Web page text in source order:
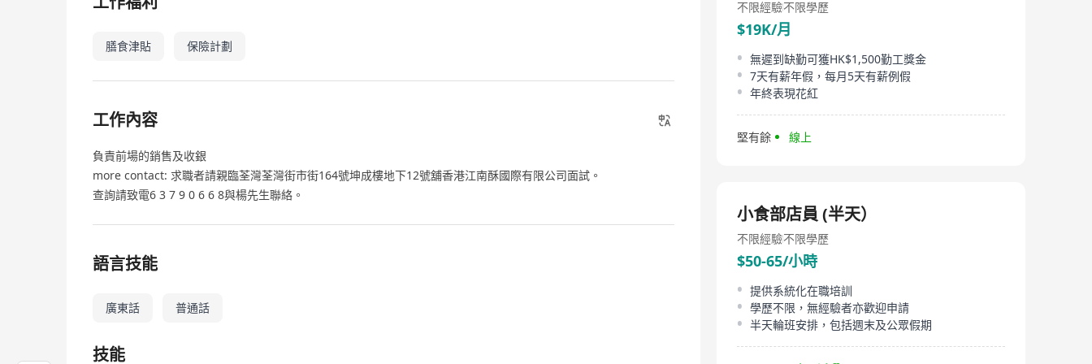
膳食津貼 保險計劃
工作內容
負責前場的銷售及收銀
more contact: 求職者請親臨荃灣荃灣街市街164號坤成樓地下12號舖香港江南酥國際有限公司面試。
查詢請致電6 3 7 9 0 6 6 8與楊先生聯絡。
語言技能
廣東話 普通話
技能
不限經驗不限學歷
$19K/月
無遲到缺勤可獲HK$1,500勤工獎金
7天有薪年假，每月5天有薪例假
年終表現花紅
堅有餘 線上
小食部店員 (半天）
不限經驗不限學歷
$50-65/小時
提供系統化在職培訓
學歷不限，無經驗者亦歡迎申請
半天輪班安排，包括週末及公眾假期